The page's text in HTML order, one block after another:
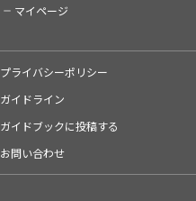
マイページ
プライバシーポリシー
ガイドライン
ガイドブックに投稿する
お問い合わせ